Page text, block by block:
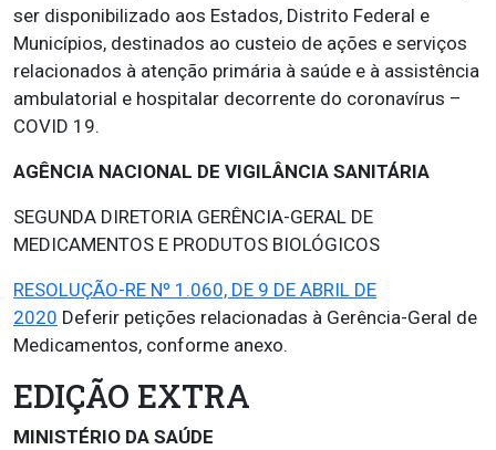
ser disponibilizado aos Estados, Distrito Federal e
Municípios, destinados ao custeio de ações e serviços
relacionados à atenção primária à saúde e à assistência
ambulatorial e hospitalar decorrente do coronavírus –
COVID 19.
AGÊNCIA NACIONAL DE VIGILÂNCIA SANITÁRIA
SEGUNDA DIRETORIA GERÊNCIA-GERAL DE
MEDICAMENTOS E PRODUTOS BIOLÓGICOS
RESOLUÇÃO-RE Nº 1.060, DE 9 DE ABRIL DE
2020 Deferir petições relacionadas à Gerência-Geral de
Medicamentos, conforme anexo.
EDIÇÃO EXTRA
MINISTÉRIO DA SAÚDE